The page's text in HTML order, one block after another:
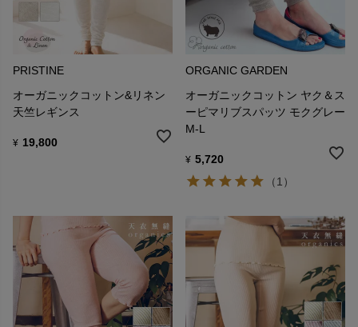
PRISTINE
オーガニックコットン&リネン
天竺レギンス
¥ 19,800
ORGANIC GARDEN
オーガニックコットン ヤク＆ス
ーピマリブスパッツ モクグレー
M-L
¥ 5,720
（1）